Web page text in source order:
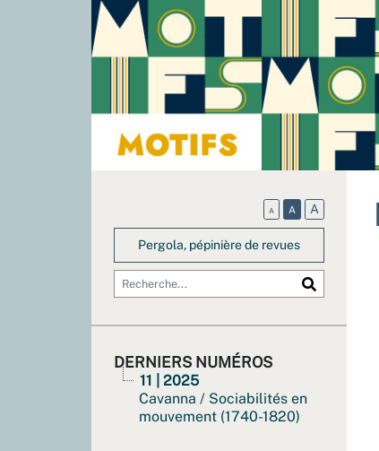
A A A
Pergola, pépinière de revues
DERNIERS NUMÉROS
11 | 2025
Cavanna / Sociabilités en
mouvement (1740-1820)